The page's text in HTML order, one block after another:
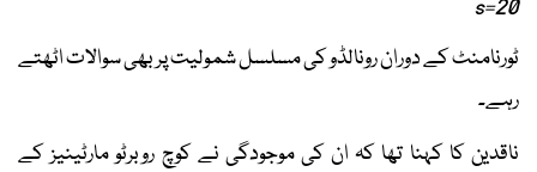
s=20
ٹورنامنٹ کے دوران رونالڈو کی مسلسل شمولیت پر بھی سوالات اٹھتے
رہے۔
ناقدین کا کہنا تھا کہ ان کی موجودگی نے کوچ روبرٹو مارٹینیز کے